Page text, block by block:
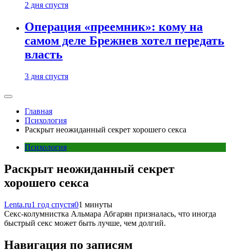
2 дня спустя
Операция «преемник»: кому на
самом деле Брежнев хотел передать
власть
3 дня спустя
Главная
Психология
Раскрыт неожиданный секрет хорошего секса
Психология
Раскрыт неожиданный секрет
хорошего секса
Lenta.ru1 год спустя01 минуты
Секс-колумнистка Альмара Абгарян призналась, что иногда
быстрый секс может быть лучше, чем долгий.
Навигация по записям